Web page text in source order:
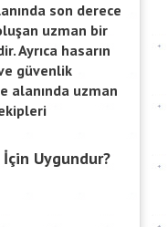
son derece
uzman bir
Ayrıca hasarın
güvenlik
alanında uzman
Uygundur?